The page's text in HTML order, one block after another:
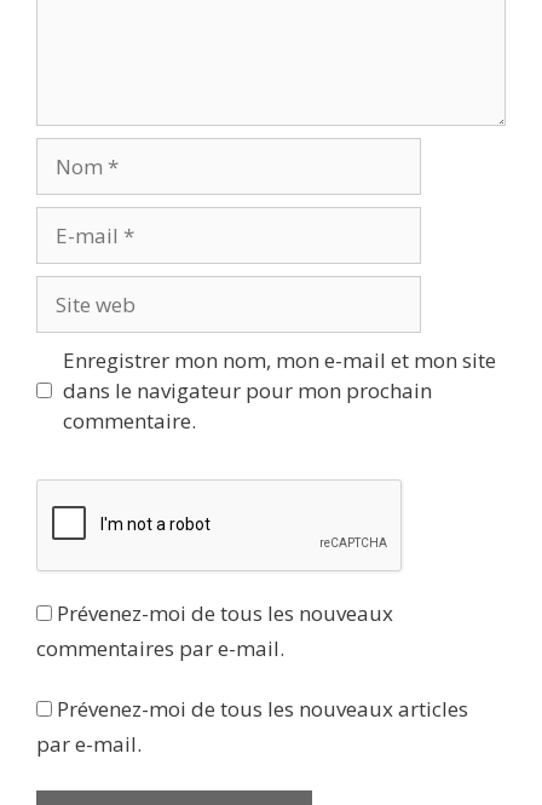
mail
web
Enregistrer mon nom, mon e-mail et mon site
dans le navigateur pour mon prochain
commentaire.
Prévenez-moi de tous les nouveaux
commentaires par e-mail.
Prévenez-moi de tous les nouveaux articles
par e-mail.